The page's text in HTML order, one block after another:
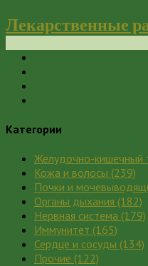
Лекарственные
Категории
Желудочно-кишечный
Кожа и волосы (239)
Почки и
Органы дыхания (182)
Нервная система (179)
Иммунитет (165)
Сердце и сосуды (134)
Прочие (122)